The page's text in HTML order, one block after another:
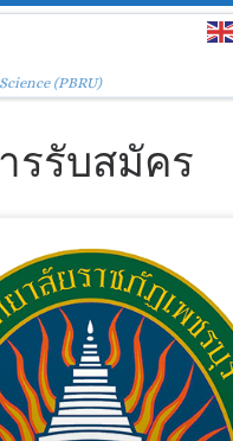
(PBRU)
รรับสมัคร